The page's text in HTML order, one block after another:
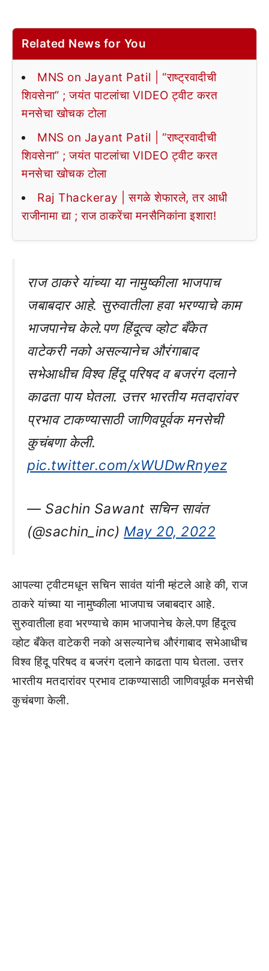
Related News for You
MNS on Jayant Patil | “राष्ट्रवादीची
शिवसेना” ; जयंत पाटलांचा VIDEO ट्वीट करत
मनसेचा खोचक टोला
MNS on Jayant Patil | “राष्ट्रवादीची
शिवसेना” ; जयंत पाटलांचा VIDEO ट्वीट करत
मनसेचा खोचक टोला
Raj Thackeray | सगळे शेफारले, तर आधी
राजीनामा द्या ; राज ठाकरेंचा मनसैनिकांना इशारा!
राज ठाकरे यांच्या या नामुष्कीला भाजपाच
जबाबदार आहे. सुरुवातीला हवा भरण्याचे काम
भाजपानेच केले.पण हिंदूत्व व्होट बँकेत
वाटेकरी नको असल्यानेच औरंगाबाद
सभेआधीच विश्व हिंदू परिषद व बजरंग दलाने
काढता पाय घेतला. उत्तर भारतीय मतदारांवर
प्रभाव टाकण्यासाठी जाणिवपूर्वक मनसेची
कुचंबणा केली.
pic.twitter.com/xWUDwRnyez
— Sachin Sawant सचिन सावंत
(@sachin_inc) May 20, 2022
आपल्या ट्वीटमधून सचिन सावंत यांनी म्हंटले आहे की, राज
ठाकरे यांच्या या नामुष्कीला भाजपाच जबाबदार आहे.
सुरुवातीला हवा भरण्याचे काम भाजपानेच केले.पण हिंदूत्व
व्होट बँकेत वाटेकरी नको असल्यानेच औरंगाबाद सभेआधीच
विश्व हिंदू परिषद व बजरंग दलाने काढता पाय घेतला. उत्तर
भारतीय मतदारांवर प्रभाव टाकण्यासाठी जाणिवपूर्वक मनसेची
कुचंबणा केली.